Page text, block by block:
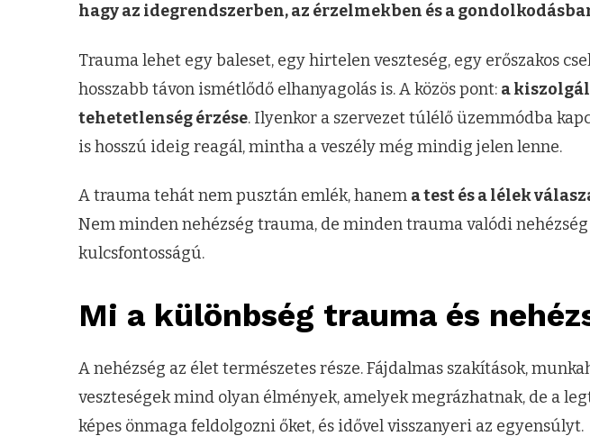
hagy az idegrendszerben, az érzelmekben és a
Trauma lehet egy baleset, egy hirtelen veszteség, egy erőszakos
hosszabb távon ismétlődő elhanyagolás is. A közös pont: a
tehetetlenség érzése. Ilyenkor a szervezet túlélő üzemmódba
is hosszú ideig reagál, mintha a veszély még mindig jelen lenne.
A trauma tehát nem pusztán emlék, hanem a test és a lélek
Nem minden nehézség trauma, de minden trauma valódi
kulcsfontosságú.
Mi a különbség trauma és
A nehézség az élet természetes része. Fájdalmas szakítások,
veszteségek mind olyan élmények, amelyek megrázhatnak, de a
képes önmaga feldolgozni őket, és idővel visszanyeri az egyensúlyt.